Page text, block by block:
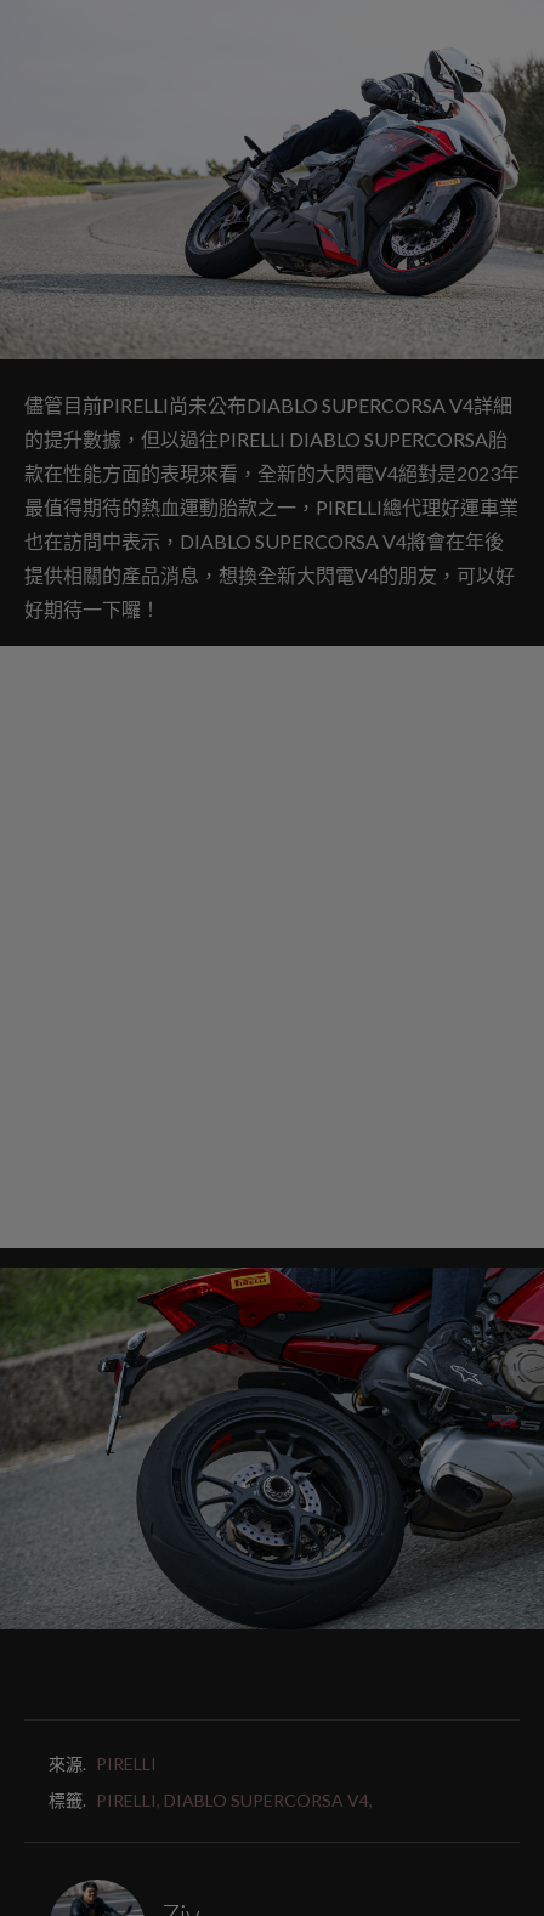
儘管目前PIRELLI尚未公布DIABLO SUPERCORSA V4詳細
的提升數據，但以過往PIRELLI DIABLO SUPERCORSA胎
款在性能方面的表現來看，全新的大閃電V4絕對是2023年
最值得期待的熱血運動胎款之一，PIRELLI總代理好運車業
也在訪問中表示，DIABLO SUPERCORSA V4將會在年後
提供相關的產品消息，想換全新大閃電V4的朋友，可以好
好期待一下囉！
來源.
PIRELLI
標籤.
PIRELLI, DIABLO SUPERCORSA V4,